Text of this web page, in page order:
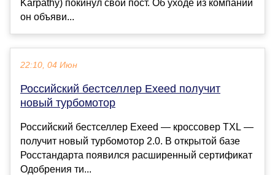
Karpathy) покинул свой пост. Об уходе из компании
он объяви...
22:10, 04 Июн
Российский бестселлер Exeed получит
новый турбомотор
Российский бестселлер Exeed — кроссовер TXL —
получит новый турбомотор 2.0. В открытой базе
Росстандарта появился расширенный сертификат
Одобрения ти...